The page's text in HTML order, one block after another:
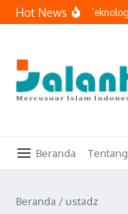
Lewati ke konten
Hot NewsKetika
Beranda Tentang
Beranda / ustadz